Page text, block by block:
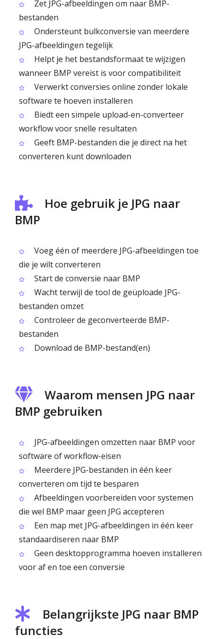
Zet JPG-afbeeldingen om naar BMP-
bestanden
Ondersteunt bulkconversie van meerdere
JPG-afbeeldingen tegelijk
Helpt je het bestandsformaat te wijzigen
wanneer BMP vereist is voor compatibiliteit
Verwerkt conversies online zonder lokale
software te hoeven installeren
Biedt een simpele upload-en-converteer
workflow voor snelle resultaten
Geeft BMP-bestanden die je direct na het
converteren kunt downloaden
Hoe gebruik je JPG naar
BMP
Voeg één of meerdere JPG-afbeeldingen toe
die je wilt converteren
Start de conversie naar BMP
Wacht terwijl de tool de geüploade JPG-
bestanden omzet
Controleer de geconverteerde BMP-
bestanden
Download de BMP-bestand(en)
Waarom mensen JPG naar
BMP gebruiken
JPG-afbeeldingen omzetten naar BMP voor
software of workflow-eisen
Meerdere JPG-bestanden in één keer
converteren om tijd te besparen
Afbeeldingen voorbereiden voor systemen
die wel BMP maar geen JPG accepteren
Een map met JPG-afbeeldingen in één keer
standaardiseren naar BMP
Geen desktopprogramma hoeven installeren
voor af en toe een conversie
Belangrijkste JPG naar BMP
functies